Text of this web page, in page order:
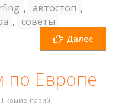
, автостоп ,
, советы
Далее
по Европе
комментарий